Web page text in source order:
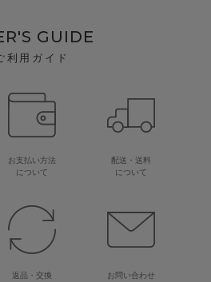
GUIDE
利用ガイド
お支払い方法
について
配送・送料
について
返品・交換
お問い合わせ